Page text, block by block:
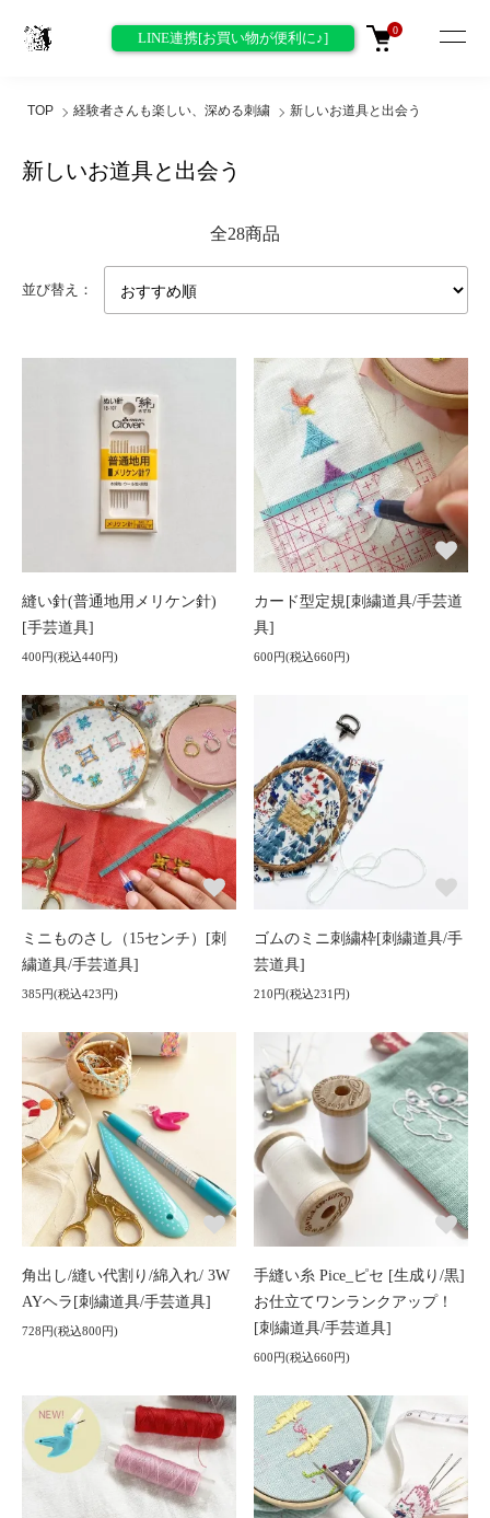
LINE連携[お買い物が便利に♪] 0
TOP 経験者さんも楽しい、深める刺繍 新しいお道具と出会う
新しいお道具と出会う
全28商品
並び替え：
縫い針(普通地用メリケン針)
[手芸道具]
400円(税込440円)
カード型定規[刺繍道具/手芸道
具]
600円(税込660円)
ミニものさし（15センチ）[刺
繍道具/手芸道具]
385円(税込423円)
ゴムのミニ刺繍枠[刺繍道具/手
芸道具]
210円(税込231円)
角出し/縫い代割り/綿入れ/ 3W
AYヘラ[刺繍道具/手芸道具]
728円(税込800円)
手縫い糸 Pice_ピセ [生成り/黒]
お仕立てワンランクアップ！
[刺繍道具/手芸道具]
600円(税込660円)